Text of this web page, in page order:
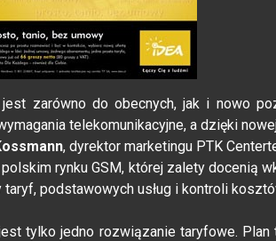
zarówno do obecnych, jak i nowo
telekomunikacyjne, a dzięki
, dyrektor marketingu PTK
rynku GSM, której zalety docenią
podstawowych usług i kontroli
tylko jedno rozwiązanie taryfowe.